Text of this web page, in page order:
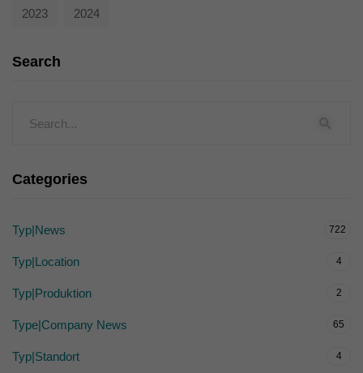
2023 2024
Search
Categories
Typ|News 722
Typ|Location 4
Typ|Produktion 2
Type|Company News 65
Typ|Standort 4